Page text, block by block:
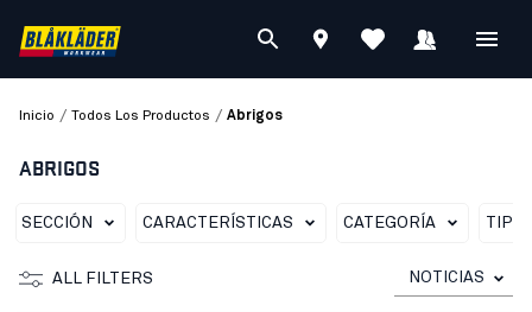
Inicio / Todos Los Productos / Abrigos
ABRIGOS
SECCIÓN CARACTERÍSTICAS CATEGORÍA
ALL FILTERS NOTICIAS